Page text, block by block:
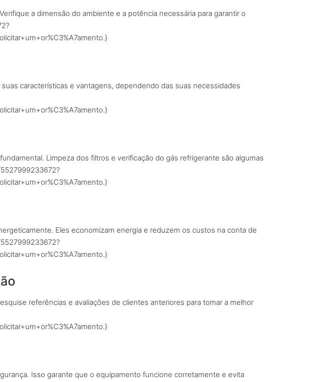
a dimensão do ambiente e a potência necessária para garantir o
características e vantagens, dependendo das suas necessidades
Limpeza dos filtros e verificação do gás refrigerante são algumas
Eles economizam energia e reduzem os custos na conta de
referências e avaliações de clientes anteriores para tomar a melhor
Isso garante que o equipamento funcione corretamente e evita